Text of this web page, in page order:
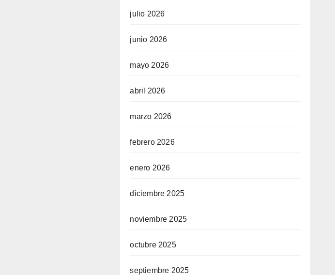
julio 2026
junio 2026
mayo 2026
abril 2026
marzo 2026
febrero 2026
enero 2026
diciembre 2025
noviembre 2025
octubre 2025
septiembre 2025